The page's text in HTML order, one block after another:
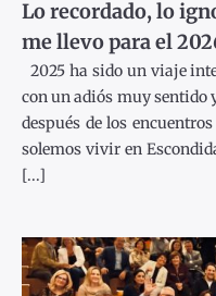
Lo recordado, lo
me llevo para el
2025 ha sido un viaje
con un adiós muy sentido
después de los
solemos vivir en
[...]